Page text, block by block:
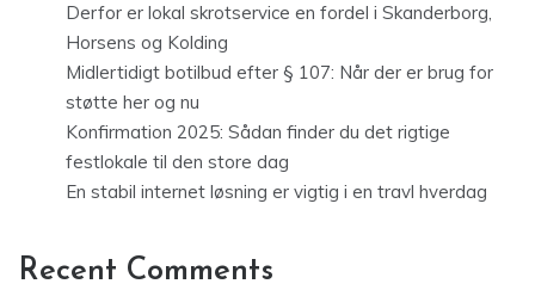
Derfor er lokal skrotservice en fordel i Skanderborg,
Horsens og Kolding
Midlertidigt botilbud efter § 107: Når der er brug for
støtte her og nu
Konfirmation 2025: Sådan finder du det rigtige
festlokale til den store dag
En stabil internet løsning er vigtig i en travl hverdag
Recent Comments